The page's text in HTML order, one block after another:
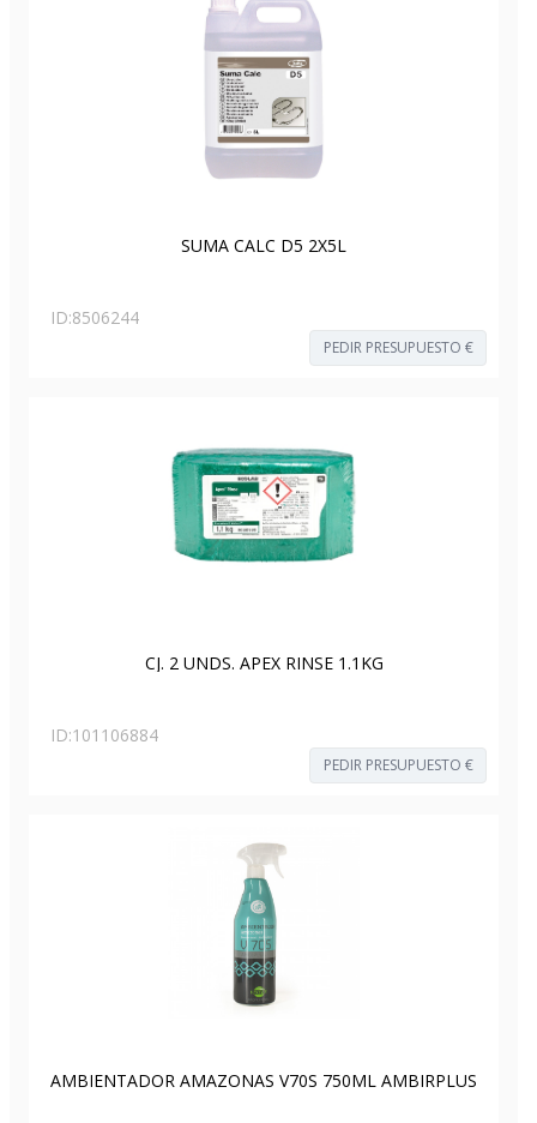
SUMA CALC D5 2X5L
ID:8506244
PEDIR PRESUPUESTO €
CJ. 2 UNDS. APEX RINSE 1.1KG
ID:101106884
PEDIR PRESUPUESTO €
AMBIENTADOR AMAZONAS V70S 750ML AMBIRPLUS